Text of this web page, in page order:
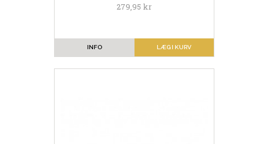
279,95 kr
LÆG I KURV
INFO